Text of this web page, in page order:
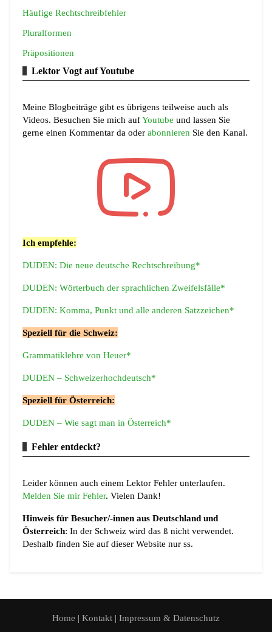
Häufige Rechtschreibfehler
Pluralformen
Präpositionen
Lektor Vogt auf Youtube
Meine Blogbeiträge gibt es übrigens teilweise auch als
Videos. Besuchen Sie mich aufYoutubeund lassen Sie
gerne einen Kommentar da oderabonnieren Sie den Kanal.
Ich empfehle:
DUDEN: Die neue deutsche Rechtschreibung*
DUDEN: Wörterbuch der sprachlichen Zweifelsfälle*
DUDEN: Komma, Punkt und alle anderen Satzzeichen*
Speziell für die Schweiz:
Grammatiklehre von Heuer*
DUDEN – Schweizerhochdeutsch*
Speziell für Österreich:
DUDEN – Wie sagt man in Österreich*
Fehler entdeckt?
Leider können auch einem Lektor Fehler unterlaufen.
Melden Sie mir Fehler. Vielen Dank!
Hinweis für Besucher/-innen aus Deutschland und
Österreich: In der Schweiz wird das ß nicht verwendet.
Deshalb finden Sie auf dieser Website nur ss.
Home | Kontakt | Impressum & Datenschutz